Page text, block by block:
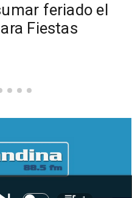
feriado el
Fiestas